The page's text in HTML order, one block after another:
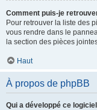
Comment puis-je
Pour retrouver la liste des
vous rendre dans le
la section des pièces
Haut
À propos de phpBB
Qui a développé ce